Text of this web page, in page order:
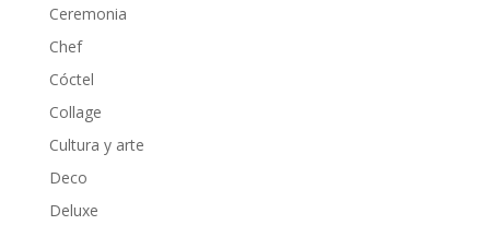
Ceremonia
Chef
Cóctel
Collage
Cultura y arte
Deco
Deluxe